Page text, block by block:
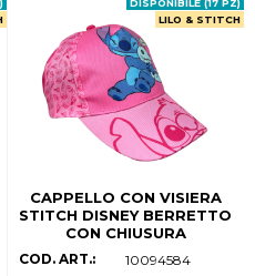
CAPPELLO CON VISIERA
STITCH DISNEY BERRETTO
CON CHIUSURA
REGOLABILE BAMBINO -
LIL36-0318 (53 CM)
COD. ART.: 10094584
LILO & STITCH
DISPONIBILE (17 PZ)